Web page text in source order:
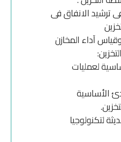
ترشيد الانفاق فى
آداء المخازن
لعمليات
الأساسية
لتكنولوجيا